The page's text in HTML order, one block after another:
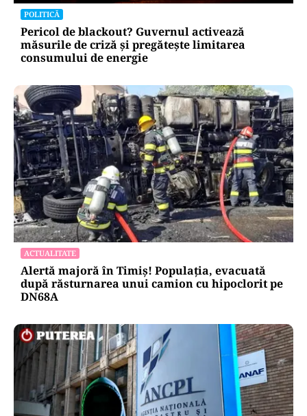
POLITICĂ
Pericol de blackout? Guvernul activează
măsurile de criză și pregătește limitarea
consumului de energie
ACTUALITATE
Alertă majoră în Timiș! Populația, evacuată
după răsturnarea unui camion cu hipoclorit pe
DN68A